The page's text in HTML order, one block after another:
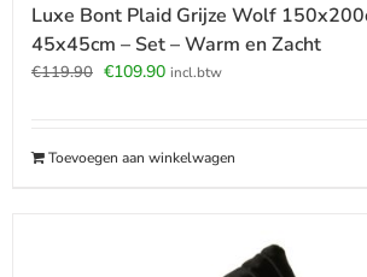
Luxe Bont Plaid Grijze Wolf
45x45cm – Set – Warm en Zacht
€119.90 Oorspronkelijke
€119.90.
€109.90Huidige
€109.90.
incl.btw
Toevoegen aan winkelwagen